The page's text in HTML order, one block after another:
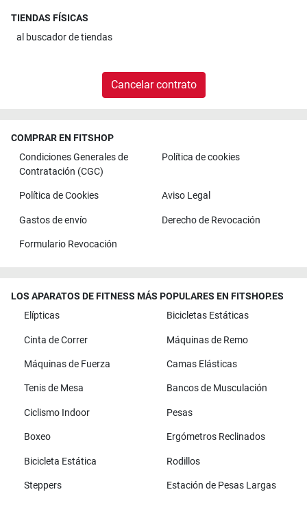
TIENDAS FÍSICAS
al buscador de tiendas
Cancelar contrato
COMPRAR EN FITSHOP
Condiciones Generales de
Contratación (CGC)
Política de cookies
Política de Cookies Aviso Legal
Gastos de envío Derecho de Revocación
Formulario Revocación
LOS APARATOS DE FITNESS MÁS POPULARES EN FITSHOP.ES
Elípticas
Bicicletas Estáticas
Cinta de Correr Máquinas de Remo
Máquinas de Fuerza Camas Elásticas
Tenis de Mesa Bancos de Musculación
Ciclismo Indoor Pesas
Boxeo Ergómetros Reclinados
Bicicleta Estática Rodillos
Steppers Estación de Pesas Largas